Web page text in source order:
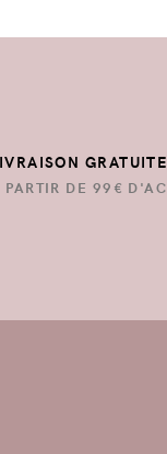
PARTIR DE 99€